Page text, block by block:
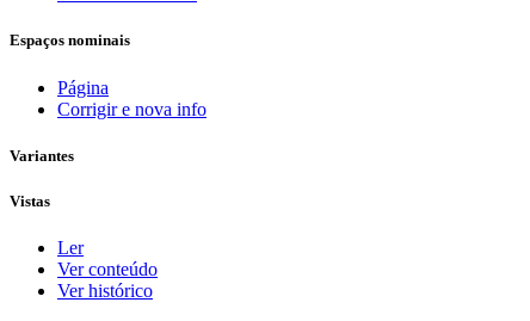
Espaços nominais
Página
Corrigir e nova info
Variantes
Vistas
Ler
Ver conteúdo
Ver histórico